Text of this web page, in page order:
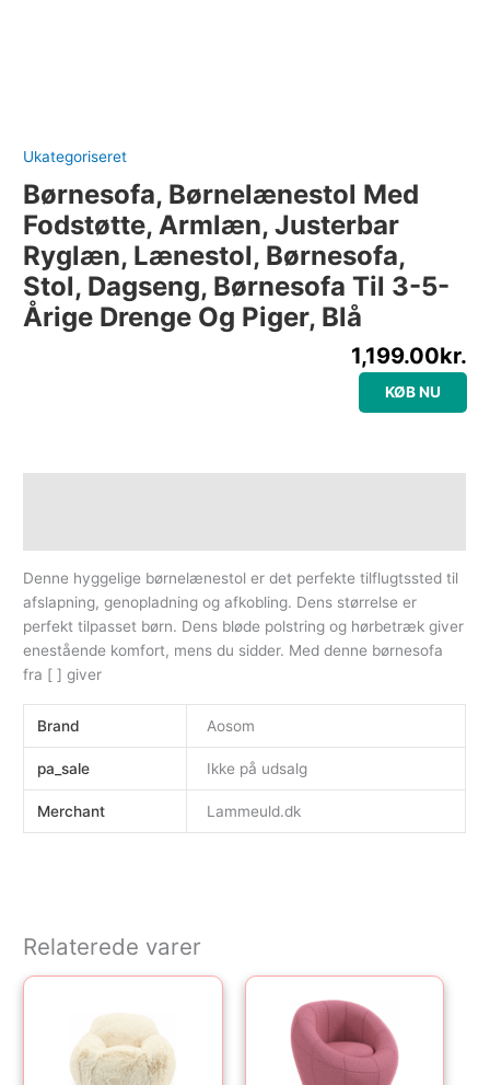
Ukategoriseret
Børnesofa, Børnelænestol Med
Fodstøtte, Armlæn, Justerbar
Ryglæn, Lænestol, Børnesofa,
Stol, Dagseng, Børnesofa Til 3-5-
Årige Drenge Og Piger, Blå
1,199.00kr.
KØB NU
Denne hyggelige børnelænestol er det perfekte tilflugtssted til
afslapning, genopladning og afkobling. Dens størrelse er
perfekt tilpasset børn. Dens bløde polstring og hørbetræk giver
enestående komfort, mens du sidder. Med denne børnesofa
fra [ ] giver
Brand Aosom
pa_sale Ikke på udsalg
Merchant Lammeuld.dk
Relaterede varer